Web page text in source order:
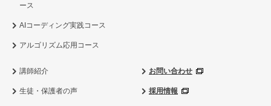
ース
AIコーディング実践コース
アルゴリズム応用コース
講師紹介
生徒・保護者の声
お問い合わせ
採用情報